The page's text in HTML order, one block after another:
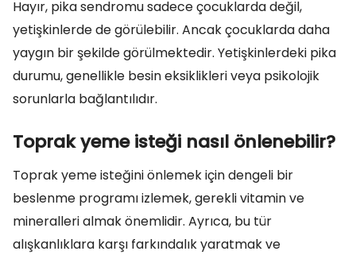
Hayır, pika sendromu sadece çocuklarda değil,
yetişkinlerde de görülebilir. Ancak çocuklarda daha
yaygın bir şekilde görülmektedir. Yetişkinlerdeki pika
durumu, genellikle besin eksiklikleri veya psikolojik
sorunlarla bağlantılıdır.
Toprak yeme isteği nasıl önlenebilir?
Toprak yeme isteğini önlemek için dengeli bir
beslenme programı izlemek, gerekli vitamin ve
mineralleri almak önemlidir. Ayrıca, bu tür
alışkanlıklara karşı farkındalık yaratmak ve